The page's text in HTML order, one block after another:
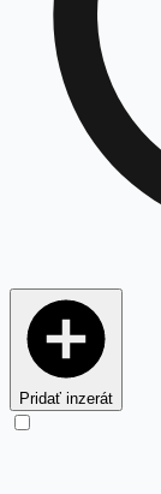
Pridať inzerát